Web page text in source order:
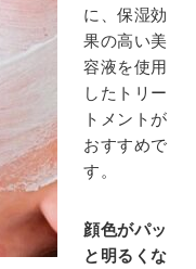
に、保湿効
果の高い美
容液を使用
したトリー
トメントが
おすすめで
す。
顔色がパッ
と明るくな